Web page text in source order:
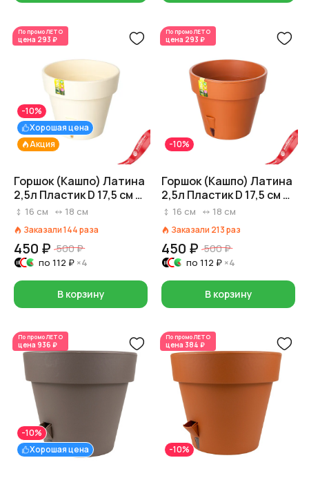
По промоЛЕТО
цена 293 ₽
Акция
Хорошая цена
-10%
Горшок (Кашпо) Латина
2,5л Пластик D 17,5 см H
15,5 см Кремовый
16 см 18 см
Заказали144раза
450 ₽ 500 ₽
по 112 ₽ ×4
В корзину
По промоЛЕТО
цена 293 ₽
-10%
Горшок (Кашпо) Латина
2,5л Пластик D 17,5 см H
15,5 см Террактовый
16 см 18 см
Заказали 213раз
450 ₽ 500 ₽
по 112 ₽ ×4
В корзину
По промоЛЕТО
цена 936 ₽
Хорошая цена
-10%
По промоЛЕТО
цена 384 ₽
-10%